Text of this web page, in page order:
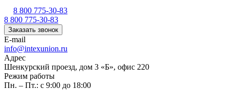
8 800 775-30-83
8 800 775-30-83
Заказать звонок
E-mail
info@intexunion.ru
Адрес
Шенкурский проезд, дом 3 «Б», офис 220
Режим работы
Пн. – Пт.: с 9:00 до 18:00